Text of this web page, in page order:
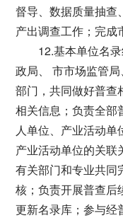
督导、数据质量抽查
产出调查工作；完成
12.基本单位名
政局、 市市场监管
部门，共同做好普查
相关信息；负责全部
人单位、产业活动
产业活动单位的关联
有关部门和专业共同
核；负责开展普查后
更新名录库；参与经